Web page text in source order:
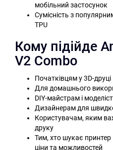
мобільний застосунок
Сумісність з
TPU
Кому підійде
V2 Combo
Початківцям у 3D-друці
Для домашнього
DIY-майстрам і
Дизайнерам для
Користувачам, яким
друку
Тим, хто шукає
ціни та можливостей